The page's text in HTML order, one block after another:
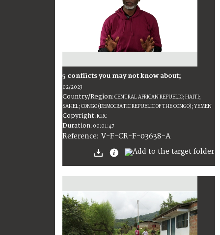
5 conflicts you may not know about;
02/2023
Country/Region:CENTRAL AFRICAN REPUBLIC; HAITI;
SAHEL; CONGO (DEMOCRATIC REPUBLIC OF THE CONGO); YEMEN
Copyright:ICRC
Duration: 00:01:47
Reference: V-F-CR-F-03638-A